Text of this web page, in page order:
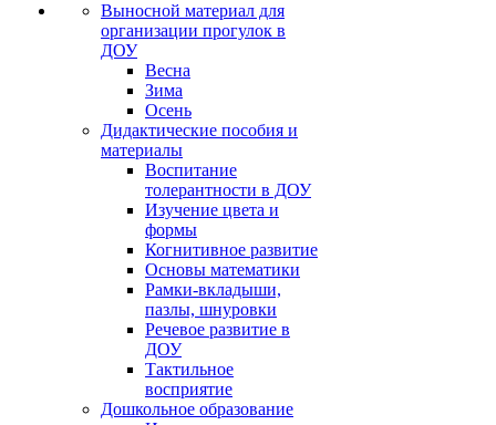
Выносной материал для
организации прогулок в
ДОУ
Весна
Зима
Осень
Дидактические пособия и
материалы
Воспитание
толерантности в ДОУ
Изучение цвета и
формы
Когнитивное развитие
Основы математики
Рамки-вкладыши,
пазлы, шнуровки
Речевое развитие в
ДОУ
Тактильное
восприятие
Дошкольное образование